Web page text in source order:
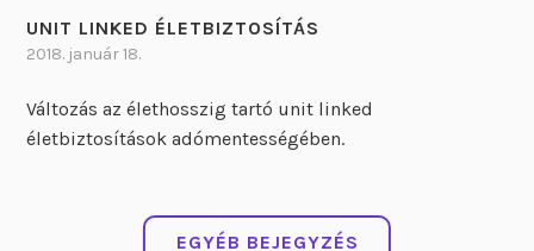
UNIT LINKED ÉLETBIZTOSÍTÁS
2018. január 18.
Változás az élethosszig tartó unit linked
életbiztosítások adómentességében.
EGYÉB BEJEGYZÉS